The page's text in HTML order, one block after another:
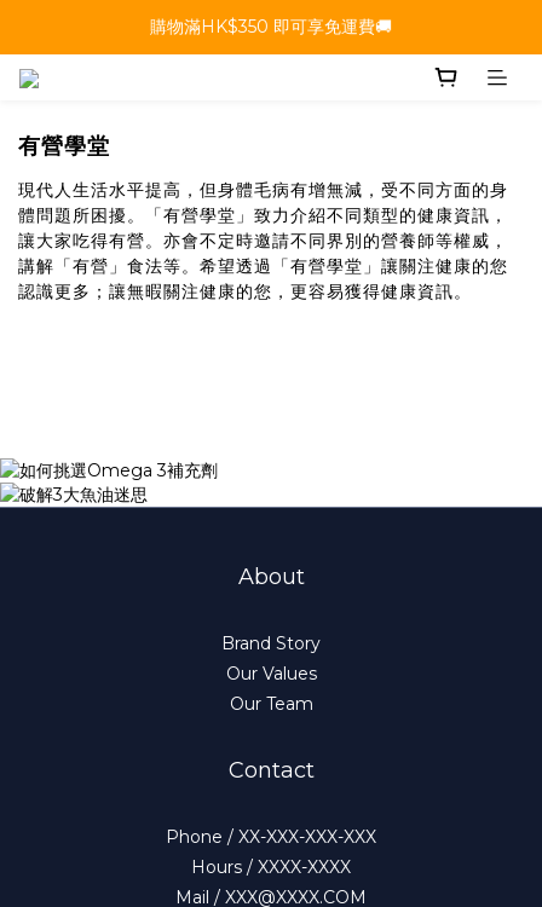
購物滿HK$350 即可享免運費🚚
有營學堂
現代人生活水平提高，但身體毛病有增無減，受不同方面的身
體問題所困擾。「有營學堂」致力介紹不同類型的健康資訊，
讓大家吃得有營。亦會不定時邀請不同界別的營養師等權威，
講解「有營」食法等。希望透過「有營學堂」讓關注健康的您
認識更多；讓無暇關注健康的您，更容易獲得健康資訊。
About
Brand Story
Our Values
Our Team
Contact
Phone / XX-XXX-XXX-XXX
Hours / XXXX-XXXX
Mail / XXX@XXXX.COM